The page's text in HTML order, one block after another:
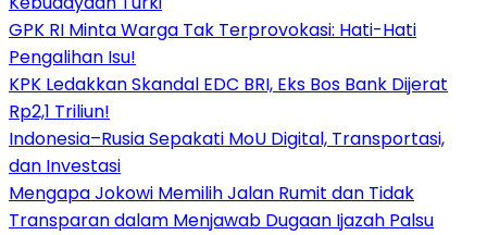
GPK RI Minta Warga Tak Terprovokasi: Hati-Hati
Pengalihan Isu!
KPK Ledakkan Skandal EDC BRI, Eks Bos Bank Dijerat
Rp2,1 Triliun!
Indonesia–Rusia Sepakati MoU Digital, Transportasi,
dan Investasi
Mengapa Jokowi Memilih Jalan Rumit dan Tidak
Transparan dalam Menjawab Dugaan Ijazah Palsu